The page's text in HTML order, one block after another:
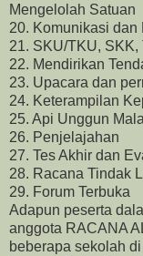
Mengelolah Satuan
20. Komunikasi
21. SKU/TKU,
22. Mendirikan
23. Upacara dan
24. Keterampilan
25. Api Unggun
26. Penjelajahan
27. Tes Akhir dan
28. Racana Tindak
29. Forum Terbuka
Adapun peserta
anggota RACANA
beberapa sekolah